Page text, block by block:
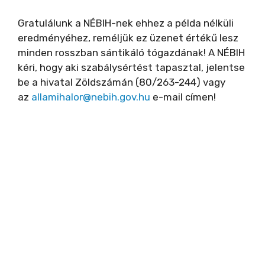
i
d
e
Gratulálunk a NÉBIH-nek ehhez a példa nélküli
eredményéhez, reméljük ez üzenet értékű lesz
minden rosszban sántikáló tógazdának! A NÉBIH
kéri, hogy aki szabálysértést tapasztal, jelentse
be a hivatal Zöldszámán (80/263-244) vagy
az allamihalor@nebih.gov.hu e-mail címen!